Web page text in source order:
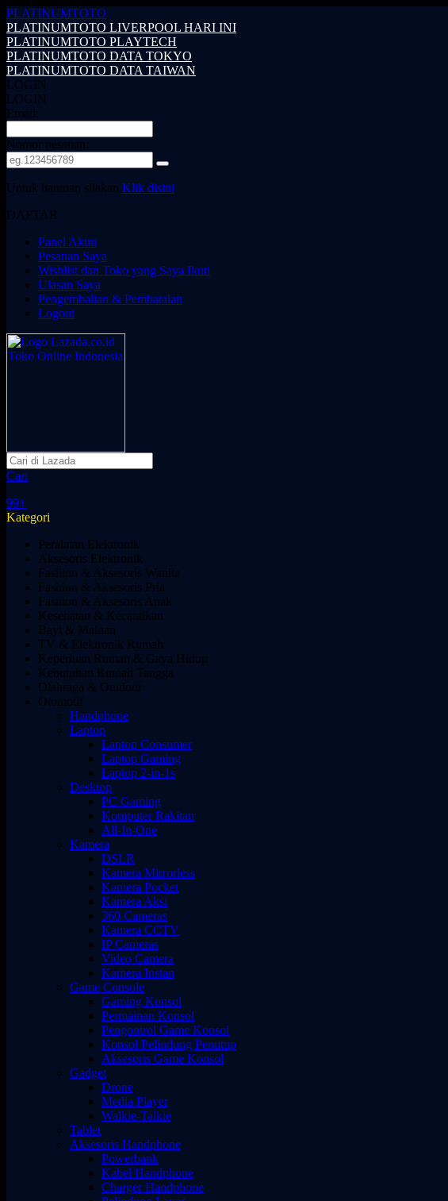
PLATINUMTOTO
PLATINUMTOTO LIVERPOOL HARI INI
PLATINUMTOTO PLAYTECH
PLATINUMTOTO DATA TOKYO
PLATINUMTOTO DATA TAIWAN
LOGIN
LOGIN
Email:
Nomor pesanan:
Untuk bantuan silakan,Klik disini
DAFTAR
Panel Akun
Pesanan Saya
Wishlist dan Toko yang Saya Ikuti
Ulasan Saya
Pengembalian & Pembatalan
Logout
Cari
99+
Kategori
Peralatan Elektronik
Aksesoris Elektronik
Fashion & Aksesoris Wanita
Fashion & Aksesoris Pria
Fashion & Aksesoris Anak
Kesehatan & Kecantikan
Bayi & Mainan
TV & Elektronik Rumah
Keperluan Rumah & Gaya Hidup
Kebutuhan Rumah Tangga
Olahraga & Outdoor
Otomotif
Handphone
Laptop
Laptop Consumer
Laptop Gaming
Laptop 2-in-1s
Desktop
PC Gaming
Komputer Rakitan
All-In-One
Kamera
DSLR
Kamera Mirrorless
Kamera Pocket
Kamera Aksi
360 Cameras
Kamera CCTV
IP Cameras
Video Camera
Kamera Instan
Game Console
Gaming Konsol
Permainan Konsol
Pengontrol Game Konsol
Konsol Pelindung Penutup
Aksesoris Game Konsol
Gadget
Drone
Media Player
Walkie-Talkie
Tablet
Aksesoris Handphone
Powerbank
Kabel Handphone
Charger Handphone